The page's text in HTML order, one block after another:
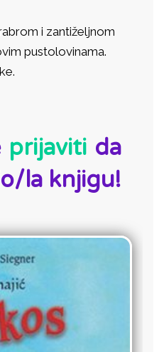
i zantiželjnom
pustolovinama.
prijaviti da
la knjigu!